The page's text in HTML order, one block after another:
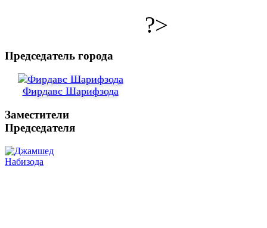
?>
Председатель города
Фирдавс Шарифзода
Заместители
Председателя